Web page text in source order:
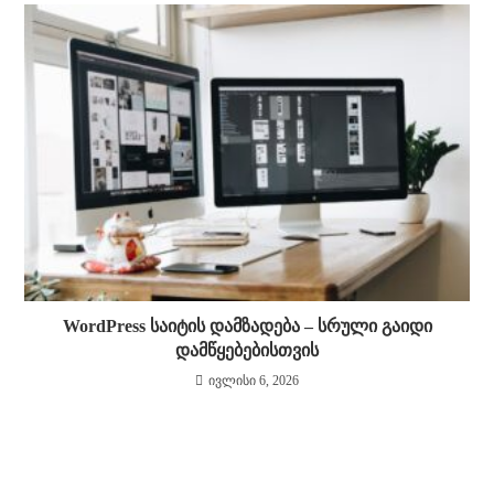
WordPress საიტის დამზადება – სრული გაიდი
დამწყებებისთვის
ივლისი 6, 2026